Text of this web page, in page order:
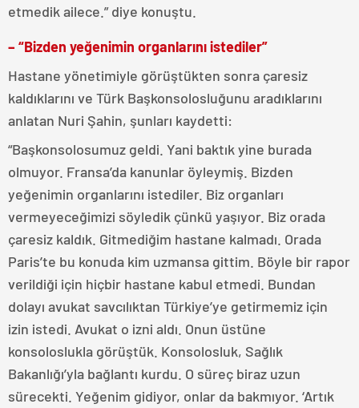
etmedik ailece.” diye konuştu.
– “Bizden yeğenimin organlarını istediler”
Hastane yönetimiyle görüştükten sonra çaresiz
kaldıklarını ve Türk Başkonsolosluğunu aradıklarını
anlatan Nuri Şahin, şunları kaydetti:
“Başkonsolosumuz geldi. Yani baktık yine burada
olmuyor. Fransa’da kanunlar öyleymiş. Bizden
yeğenimin organlarını istediler. Biz organları
vermeyeceğimizi söyledik çünkü yaşıyor. Biz orada
çaresiz kaldık. Gitmediğim hastane kalmadı. Orada
Paris’te bu konuda kim uzmansa gittim. Böyle bir rapor
verildiği için hiçbir hastane kabul etmedi. Bundan
dolayı avukat savcılıktan Türkiye’ye getirmemiz için
izin istedi. Avukat o izni aldı. Onun üstüne
konsoloslukla görüştük. Konsolosluk, Sağlık
Bakanlığı’yla bağlantı kurdu. O süreç biraz uzun
sürecekti. Yeğenim gidiyor, onlar da bakmıyor. ‘Artık